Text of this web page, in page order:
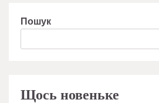
Пошук
Щось новеньке